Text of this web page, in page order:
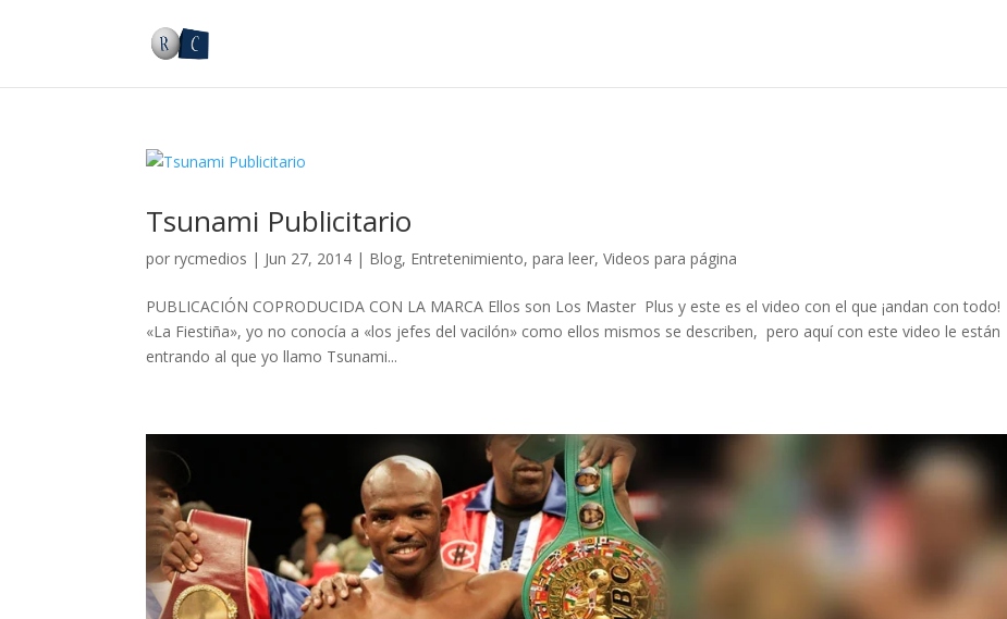
Tsunami Publicitario
porrycmedios | Jun 27, 2014 | Blog, Entretenimiento,para leer,Videos para página
PUBLICACIÓN COPRODUCIDA CON LA MARCA Ellos son Los Master Plus y este es el video con el que ¡andan con todo!
«La Fiestiña», yo no conocía a «los jefes del vacilón» como ellos mismos se describen, pero aquí con este video le están
entrando al que yo llamo Tsunami...